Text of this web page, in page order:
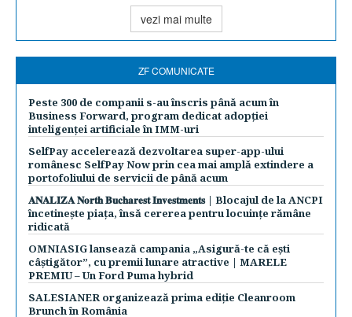
vezi mai multe
ZF COMUNICATE
Peste 300 de companii s-au înscris până acum în
Business Forward, program dedicat adopției
inteligenței artificiale în IMM-uri
SelfPay accelerează dezvoltarea super-app-ului
românesc SelfPay Now prin cea mai amplă extindere a
portofoliului de servicii de până acum
𝐀𝐍𝐀𝐋𝐈𝐙𝐀 𝐍𝐨𝐫𝐭𝐡 𝐁𝐮𝐜𝐡𝐚𝐫𝐞𝐬𝐭 𝐈𝐧𝐯𝐞𝐬𝐭𝐦𝐞𝐧𝐭𝐬 | Blocajul de la ANCPI
încetinește piața, însă cererea pentru locuințe rămâne
ridicată
OMNIASIG lansează campania „Asigură-te că ești
câștigător”, cu premii lunare atractive | MARELE
PREMIU – Un Ford Puma hybrid
SALESIANER organizează prima ediție Cleanroom
Brunch în România